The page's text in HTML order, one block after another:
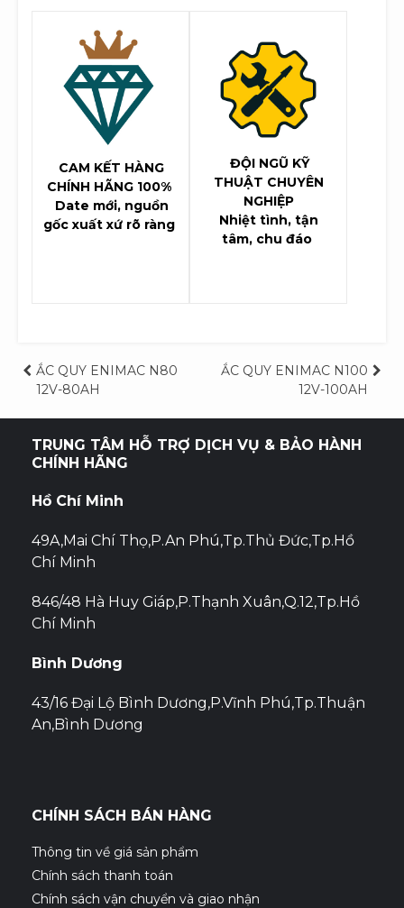
CAM KẾT HÀNG
CHÍNH HÃNG 100%
Date mới, nguồn
gốc xuất xứ rõ ràng
ĐỘI NGŨ KỸ
THUẬT CHUYÊN
NGHIỆP
Nhiệt tình, tận
tâm, chu đáo
Điều
hướng
bài
ẮC QUY ENIMAC N80
12V-80AH
ẮC QUY ENIMAC N100
12V-100AH
TRUNG TÂM HỖ TRỢ DỊCH VỤ & BẢO HÀNH
CHÍNH HÃNG
Hồ Chí Minh
49A,Mai Chí Thọ,P.An Phú,Tp.Thủ Đức,Tp.Hồ
Chí Minh
846/48 Hà Huy Giáp,P.Thạnh Xuân,Q.12,Tp.Hồ
Chí Minh
Bình Dương
43/16 Đại Lộ Bình Dương,P.Vĩnh Phú,Tp.Thuận
An,Bình Dương
CHÍNH SÁCH BÁN HÀNG
Thông tin về giá sản phẩm
Chính sách thanh toán
Chính sách vận chuyển và giao nhận